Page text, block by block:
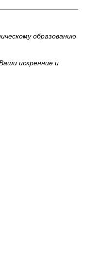
образованию
искренние и